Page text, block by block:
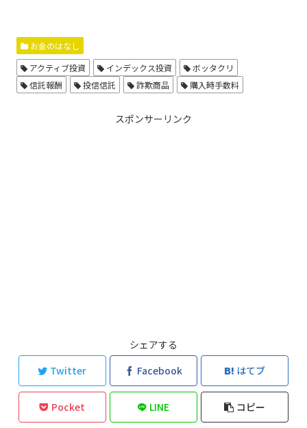
お金のはなし
アクティブ投資
インデックス投資
ボッタクリ
信託報酬
投信信託 詐欺商品 購入時手数料
スポンサーリンク
シェアする
Twitter
Facebook はてブ
Pocket LINE コピー